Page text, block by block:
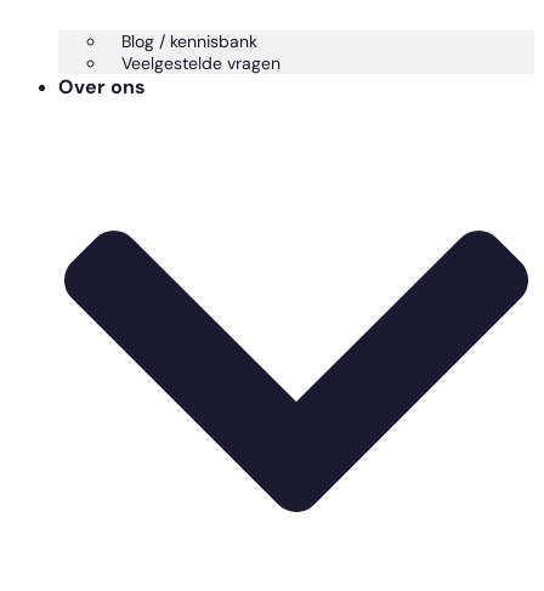
Blog / kennisbank
Veelgestelde vragen
Over ons